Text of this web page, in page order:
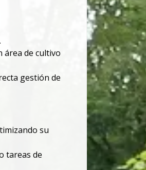
área de cultivo
gestión de
su
tareas de